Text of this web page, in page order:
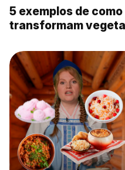
5 exemplos de
transformam